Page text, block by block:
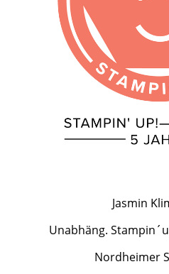
Jasmin
Unabhäng.
Nordheimer